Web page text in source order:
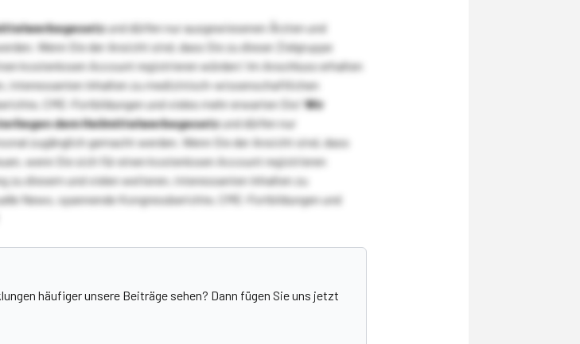
und dürfen nur ausgewiesenen Ärzten und
Wenn Sie der Ansicht sind, dass Sie zu dieser Zielgruppe
kostenlosen Account registrieren würden! Im Anschluss erhalten
interessanten Inhalten zu medizinisch-wissenschaftlichen
CME-Fortbildungen und vieles mehr erwarten Sie!Wir
dem Heilmittelwerbegesetzund dürfen nur
zugänglich gemacht werden. Wenn Sie der Ansicht sind, dass
wenn Sie sich für einen kostenlosen Account registrieren
zu diesem und vielen weiteren, interessanten Inhalten zu
News, spannende Kongressberichte, CME-Fortbildungen und
häufiger unsere Beiträge sehen? Dann fügen Sie uns jetzt